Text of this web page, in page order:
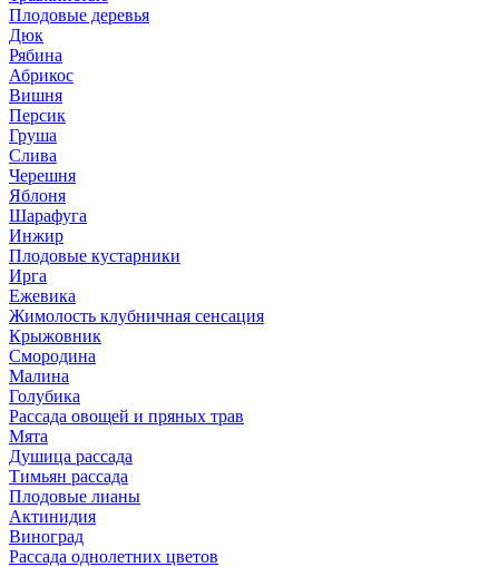
Плодовые деревья
Дюк
Рябина
Абрикос
Вишня
Персик
Груша
Слива
Черешня
Яблоня
Шарафуга
Инжир
Плодовые кустарники
Ирга
Ежевика
Жимолость клубничная сенсация
Крыжовник
Смородина
Малина
Голубика
Рассада овощей и пряных трав
Мята
Душица рассада
Тимьян рассада
Плодовые лианы
Актинидия
Виноград
Рассада однолетних цветов